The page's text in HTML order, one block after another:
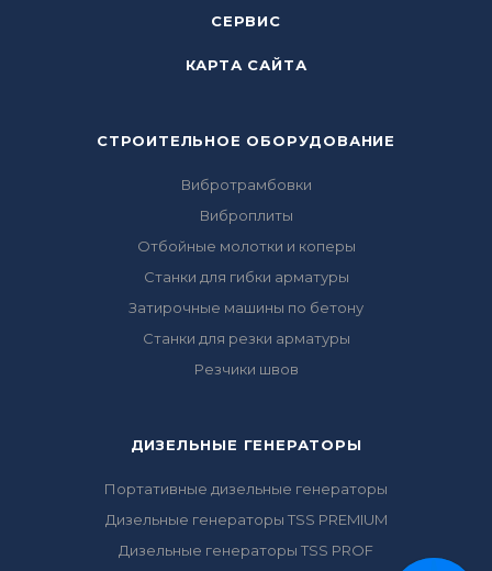
СЕРВИС
КАРТА САЙТА
СТРОИТЕЛЬНОЕ ОБОРУДОВАНИЕ
Вибротрамбовки
Виброплиты
Отбойные молотки и коперы
Станки для гибки арматуры
Затирочные машины по бетону
Станки для резки арматуры
Резчики швов
ДИЗЕЛЬНЫЕ ГЕНЕРАТОРЫ
Портативные дизельные генераторы
Дизельные генераторы TSS PREMIUM
Дизельные генераторы TSS PROF